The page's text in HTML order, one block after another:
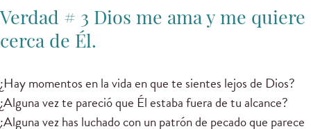
Verdad # 3 Dios me ama y me quiere
cerca de Él.
¿Hay momentos en la vida en que te sientes lejos de Dios?
¿Alguna vez te pareció que Él estaba fuera de tu alcance?
¿Alguna vez has luchado con un patrón de pecado que parece